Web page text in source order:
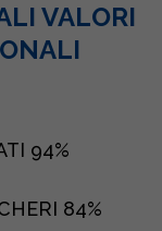
VALORI
94%
84%